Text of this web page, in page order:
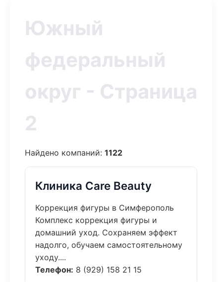
Южный
федеральный
округ - Страница
2
Найдено компаний: 1122
Клиника Care Beauty
Коррекция фигуры в Симферополь
Комплекс коррекция фигуры и
домашний уход. Сохраняем эффект
надолго, обучаем самостоятельному
уходу....
Телефон: 8 (929) 158 21 15